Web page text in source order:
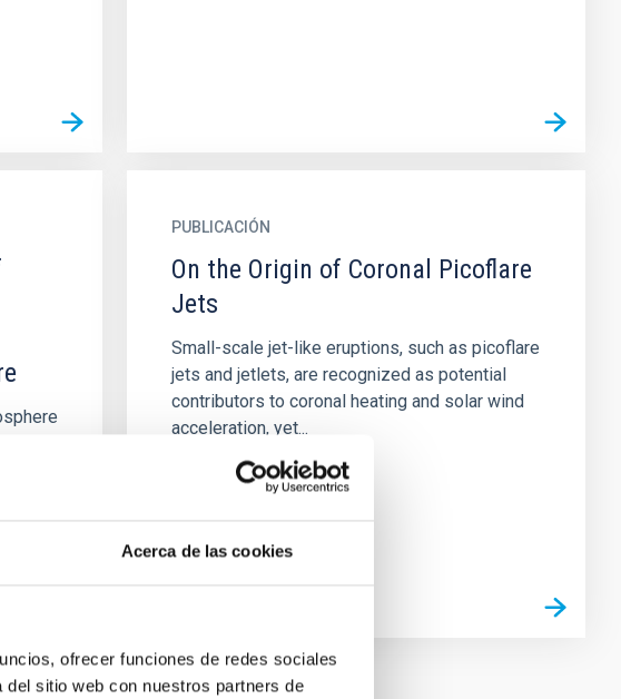
Acerca de las cookies
ofrecer funciones de redes sociales
sitio web con nuestros partners de
PUBLICACIÓN
On the Origin of Coronal Picoflare
Jets
Small-scale jet-like eruptions, such as picoflare
jets and jetlets, are recognized as potential
contributors to coronal heating and solar wind
acceleration, yet...